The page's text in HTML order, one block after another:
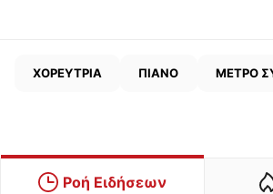
ΧΟΡΕΥΤΡΙΑ ΠΙΑΝΟ ΜΕΤΡΟ
Ροή Ειδήσεων